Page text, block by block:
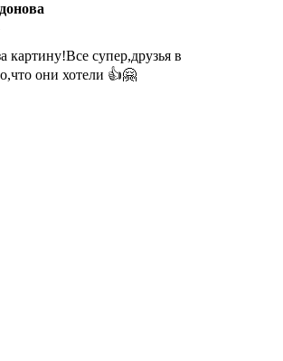
картину!Все супер,друзья в
они хотели 👍🤗